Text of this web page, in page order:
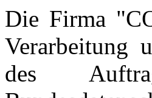
Die Firma
Verarbeitung
des